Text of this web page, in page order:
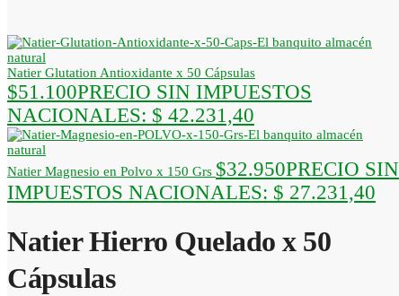
Natier Glutation Antioxidante x 50 Cápsulas
$51.100PRECIO SIN IMPUESTOS
NACIONALES: $ 42.231,40
Natier Magnesio en Polvo x 150 Grs $32.950PRECIO SIN
IMPUESTOS NACIONALES: $ 27.231,40
Natier Hierro Quelado x 50
Cápsulas